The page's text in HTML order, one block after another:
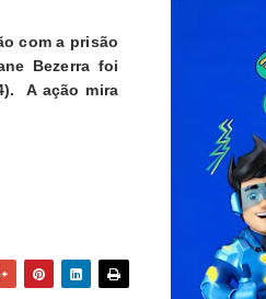
com a prisão
Bezerra foi
A ação mira